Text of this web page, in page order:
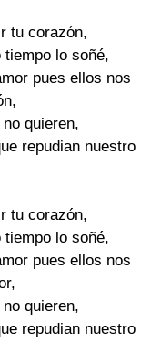
tu corazón,
tiempo lo soñé,
pues ellos nos
quieren,
repudian nuestro
tu corazón,
tiempo lo soñé,
pues ellos nos
quieren,
repudian nuestro